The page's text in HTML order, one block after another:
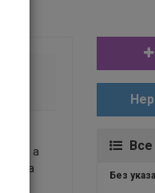
а
из-за
Все
Без